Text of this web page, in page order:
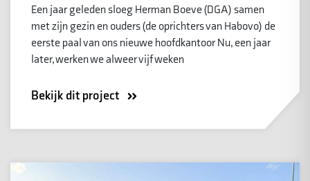
Een jaar geleden sloeg Herman Boeve (DGA) samen
met zijn gezin en ouders (de oprichters van Habovo) de
eerste paal van ons nieuwe hoofdkantoor Nu, een jaar
later, werken we alweer vijf weken
Bekijk dit project